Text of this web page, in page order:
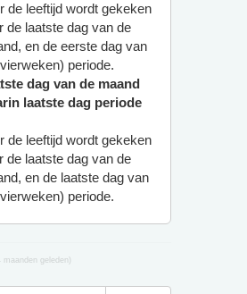
de leeftijd wordt gekeken
de laatste dag van de
en de eerste dag van
periode.
dag van de maand
laatste dag periode
de leeftijd wordt gekeken
de laatste dag van de
en de laatste dag van
periode.
maanden geleden)